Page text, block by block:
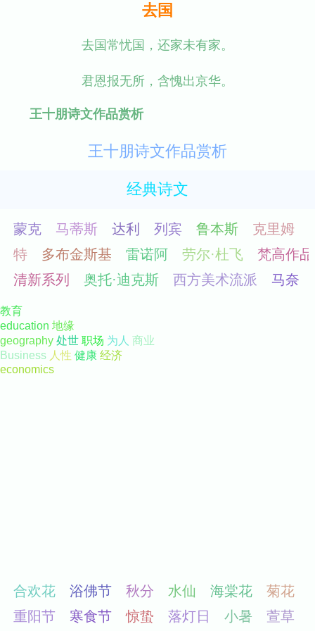
去国
去国常忧国，还家未有家。
君恩报无所，含愧出京华。
王十朋诗文作品赏析
王十朋诗文作品赏析
经典诗文